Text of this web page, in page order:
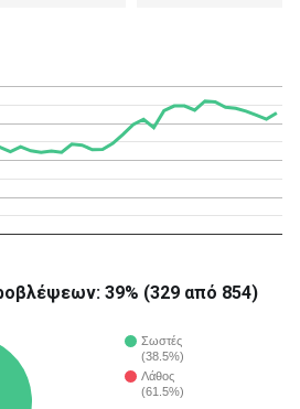
39% (329 από 854)
Σωστές
(38.5%)
Λάθος
(61.5%)